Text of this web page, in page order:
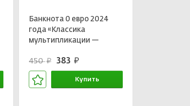
Банкнота 0 евро 2024
года «Классика
мультипликации —
450руб. 383 руб.
Купить